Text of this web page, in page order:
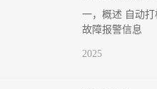
一，概述 自动
故障报警信息
2025